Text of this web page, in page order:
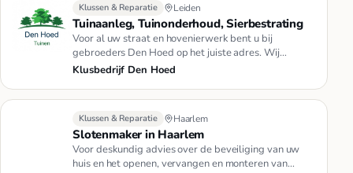
Klussen & Reparatie Leiden
Tuinaanleg, Tuinonderhoud, Sierbestrating
Voor al uw straat en hovenierwerk bent u bij
gebroeders Den Hoed op het juiste adres. Wij
garanderen altijd 100% vakwerk…
Klusbedrijf Den Hoed
Klussen & Reparatie Haarlem
Slotenmaker in Haarlem
Voor deskundig advies over de beveiliging van uw
huis en het openen, vervangen en monteren van